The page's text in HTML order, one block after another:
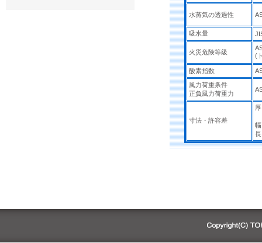
水蒸気の透過性
吸水量
火災危険等級
(
酸素指数
風力荷重条件
正負風力荷重力
寸法・許容差